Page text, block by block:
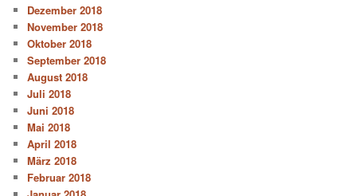
Dezember 2018
November 2018
Oktober 2018
September 2018
August 2018
Juli 2018
Juni 2018
Mai 2018
April 2018
März 2018
Februar 2018